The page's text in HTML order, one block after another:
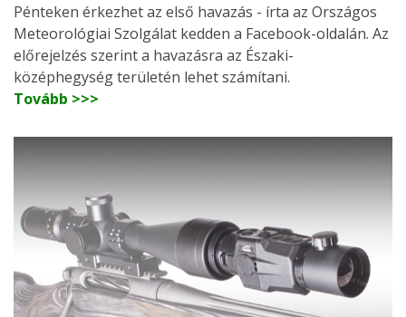
Pénteken érkezhet az első havazás - írta az Országos
Meteorológiai Szolgálat kedden a Facebook-oldalán. Az
előrejelzés szerint a havazásra az Északi-
középhegység területén lehet számítani.
Tovább >>>